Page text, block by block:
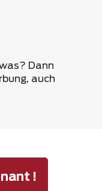
Dann
auch
!